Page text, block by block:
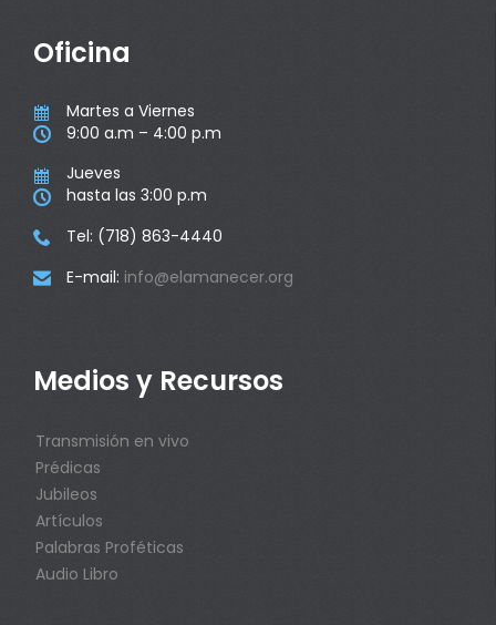
Oficina
 Martes a Viernes
 9:00 a.m – 4:00 p.m
 Jueves
 hasta las 3:00 p.m
 Tel: (718) 863-4440
 E-mail: info@elamanecer.org
Medios y Recursos
Transmisión en vivo
Prédicas
Jubileos
Artículos
Palabras Proféticas
Audio Libro